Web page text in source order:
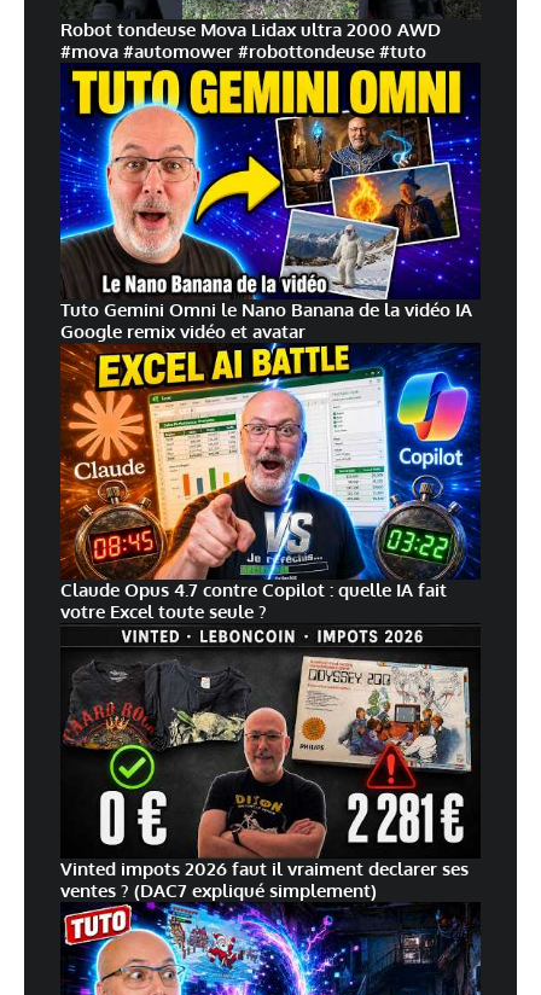
Robot tondeuse Mova Lidax ultra 2000 AWD
#mova #automower #robottondeuse #tuto
Tuto Gemini Omni le Nano Banana de la vidéo IA
Google remix vidéo et avatar
Claude Opus 4.7 contre Copilot : quelle IA fait
votre Excel toute seule ?
Vinted impots 2026 faut il vraiment declarer ses
ventes ? (DAC7 expliqué simplement)